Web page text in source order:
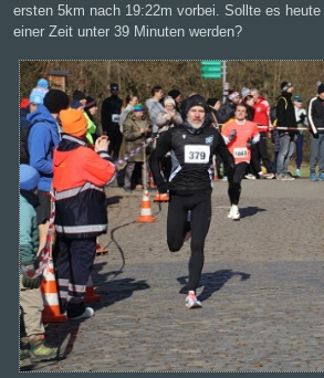
ersten 5km nach 19:22m vorbei. Sollte es
einer Zeit unter 39 Minuten werden?